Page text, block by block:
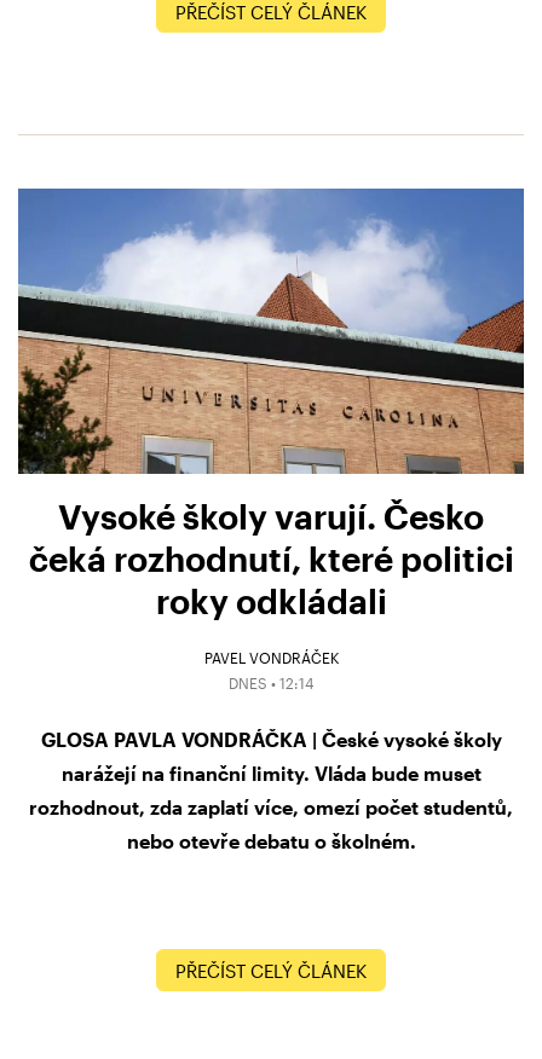
PŘEČÍST CELÝ ČLÁNEK
Vysoké školy varují. Česko
čeká rozhodnutí, které politici
roky odkládali
PAVEL VONDRÁČEK
DNES • 12:14
GLOSA PAVLA VONDRÁČKA | České vysoké školy
narážejí na finanční limity. Vláda bude muset
rozhodnout, zda zaplatí více, omezí počet studentů,
nebo otevře debatu o školném.
PŘEČÍST CELÝ ČLÁNEK